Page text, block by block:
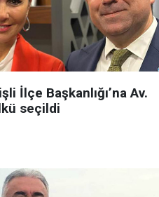
İlçe Başkanlığı’na Av.
seçildi